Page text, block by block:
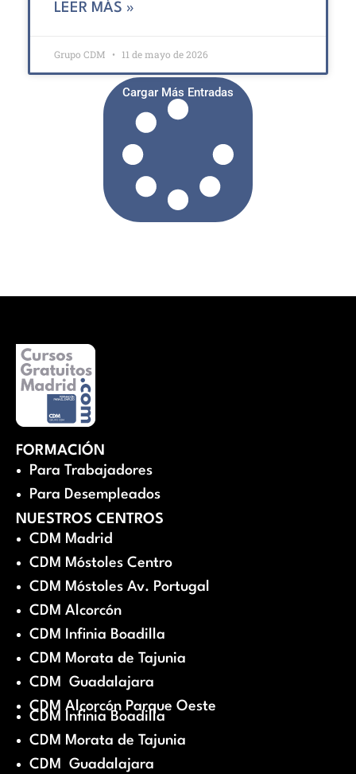
LEER MÁS »
Grupo CDM 11 de mayo de 2026
Cargar Más Entradas
FORMACIÓN
Para Trabajadores
Para Desempleados
NUESTROS CENTROS
CDM Madrid
CDM Móstoles Centro
CDM Móstoles Av. Portugal
CDM Alcorcón
CDM Infinia Boadilla
CDM Morata de Tajunia
CDM Guadalajara
CDM Alcorcón Parque Oeste
CDM Infinia Boadilla
CDM Morata de Tajunia
CDM Guadalajara